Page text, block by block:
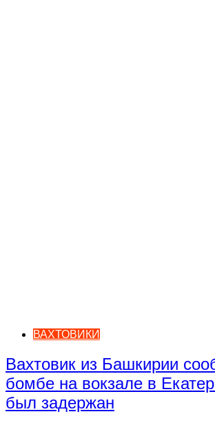
ВАХТОВИКИ
Вахтовик из Башкирии
бомбе на вокзале в
был задержан